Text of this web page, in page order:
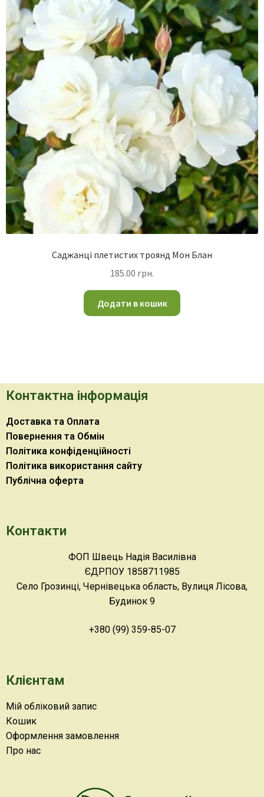
Саджанці плетистих троянд Мон Блан
185.00 грн.
Додати в кошик
Контактна інформація
Доставка та Оплата
Повернення та Обмін
Політика конфіденційності
Політика використання сайту
Публічна оферта
Контакти
ФОП Швець Надія Василівна
ЄДРПОУ 1858711985
Село Грозинці, Чернівецька область, Вулиця Лісова,
Будинок 9
+380 (99) 359-85-07
Клієнтам
Мій обліковий запис
Кошик
Оформлення замовлення
Про нас